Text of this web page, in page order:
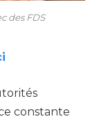
des FDS
constante